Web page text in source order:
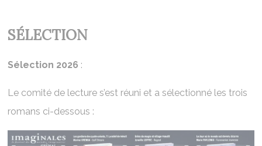
SÉLECTION
Sélection 2026 :
Le comité de lecture s’est réuni et a sélectionné les trois
romans ci-dessous :